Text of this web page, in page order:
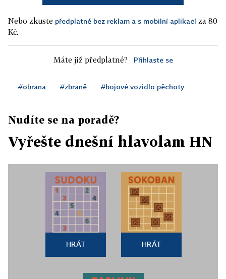
Nebo zkuste předplatné bez reklam a s mobilní aplikací za 80
Kč.
Máte již předplatné? Přihlaste se
#obrana #zbraně #bojové vozidlo pěchoty
Nudíte se na poradě?
Vyřešte dnešní hlavolam HN
HRÁT HRÁT